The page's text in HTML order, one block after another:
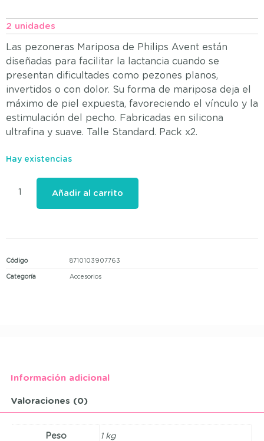
2 unidades
Las pezoneras Mariposa de Philips Avent están
diseñadas para facilitar la lactancia cuando se
presentan dificultades como pezones planos,
invertidos o con dolor. Su forma de mariposa deja el
máximo de piel expuesta, favoreciendo el vínculo y la
estimulación del pecho. Fabricadas en silicona
ultrafina y suave. Talle Standard. Pack x2.
Hay existencias
Añadir al carrito
Código 8710103907763
Categoría Accesorios
Información adicional
Valoraciones (0)
Peso 1 kg